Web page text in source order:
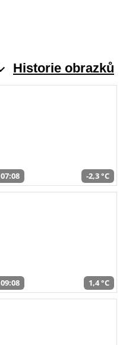
Historie obrazků
07:08 -2,3 °C
09:08 1,4 °C